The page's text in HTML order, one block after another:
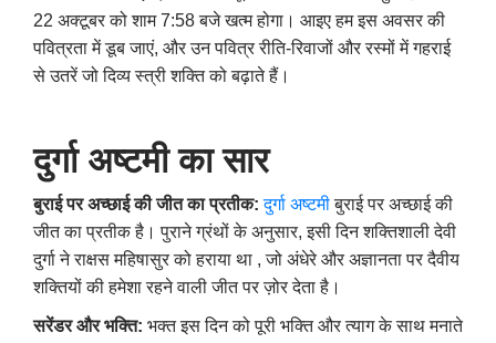
22 अक्टूबर को शाम 7:58 बजे खत्म होगा। आइए हम इस अवसर की
पवित्रता में डूब जाएं, और उन पवित्र रीति-रिवाजों और रस्मों में गहराई
से उतरें जो दिव्य स्त्री शक्ति को बढ़ाते हैं।
दुर्गा अष्टमी का सार
बुराई पर अच्छाई की जीत का प्रतीक: दुर्गा अष्टमीबुराई पर अच्छाई की
जीत का प्रतीक है। पुराने ग्रंथों के अनुसार, इसी दिन शक्तिशाली देवी
दुर्गा ने राक्षस महिषासुर को हराया था , जो अंधेरे और अज्ञानता पर दैवीय
शक्तियों की हमेशा रहने वाली जीत पर ज़ोर देता है।
सरेंडर और भक्ति: भक्त इस दिन को पूरी भक्ति और त्याग के साथ मनाते